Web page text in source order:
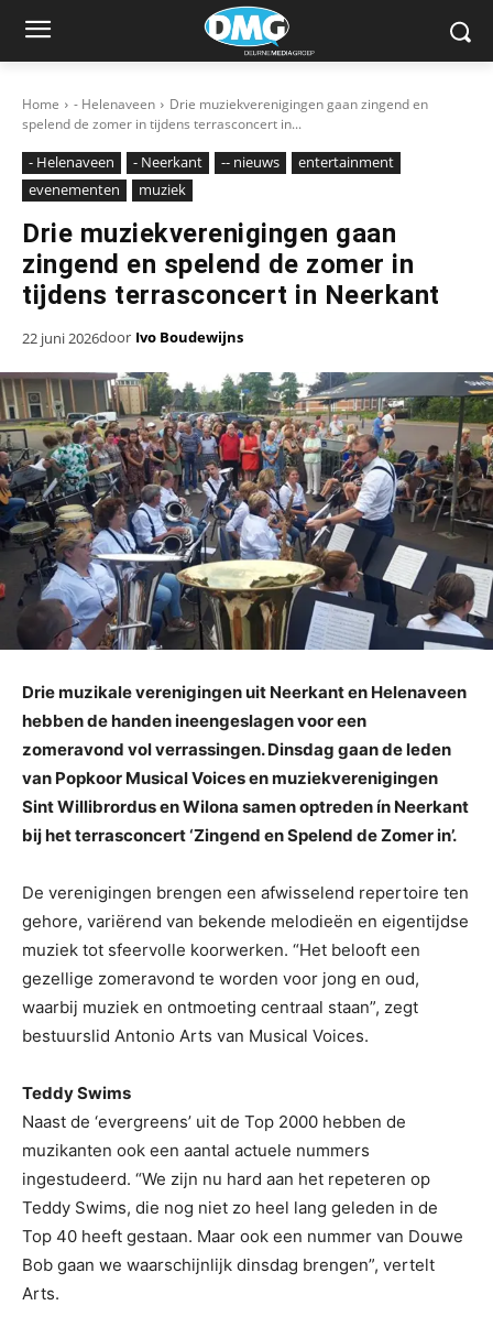
Home - Helenaveen
Drie muziekverenigingen gaan zingend en
spelend de zomer in tijdens terrasconcert in...
- Helenaveen - Neerkant -- nieuws
entertainment
evenementen
muziek
Drie muziekverenigingen gaan
zingend en spelend de zomer in
tijdens terrasconcert in Neerkant
22 juni 2026door Ivo Boudewijns
Drie muzikale verenigingen uit Neerkant en Helenaveen
hebben de handen ineengeslagen voor een
zomeravond vol verrassingen. Dinsdag gaan de leden
van Popkoor Musical Voices en muziekverenigingen
Sint Willibrordus en Wilona samen optreden ín Neerkant
bij het terrasconcert ‘Zingend en Spelend de Zomer in’.
De verenigingen brengen een afwisselend repertoire ten
gehore, variërend van bekende melodieën en eigentijdse
muziek tot sfeervolle koorwerken. “Het belooft een
gezellige zomeravond te worden voor jong en oud,
waarbij muziek en ontmoeting centraal staan”, zegt
bestuurslid Antonio Arts van Musical Voices.
Teddy Swims
Naast de ‘evergreens’ uit de Top 2000 hebben de
muzikanten ook een aantal actuele nummers
ingestudeerd. “We zijn nu hard aan het repeteren op
Teddy Swims, die nog niet zo heel lang geleden in de
Top 40 heeft gestaan. Maar ook een nummer van Douwe
Bob gaan we waarschijnlijk dinsdag brengen”, vertelt
Arts.